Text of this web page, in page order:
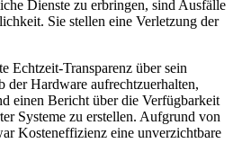
Dienste zu erbringen, sind Ausfälle
Sie stellen eine Verletzung der
Echtzeit-Transparenz über sein
der Hardware aufrechtzuerhalten,
einen Bericht über die Verfügbarkeit
Systeme zu erstellen. Aufgrund von
Kosteneffizienz eine unverzichtbare